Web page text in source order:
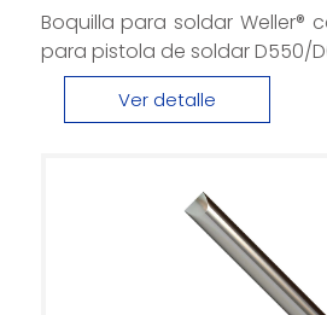
Boquilla para soldar Weller®
para pistola de soldar D550/
Ver detalle